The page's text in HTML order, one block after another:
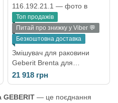
Топ продажів
Питай про знижку у Viber 💬
Безкоштовна доставка
Змішувач для раковини
Geberit Brenta для
функціонального блоку
прихованого монтажу (колір
21 918 грн
GEBERIT — це поєднання